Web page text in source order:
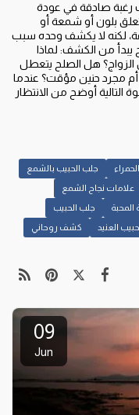
صادقة في عودة
تعلق بلون أو شمعة أو
لكنه لا يكشف وحده سبب
يبدأ من الكشف: لماذا
هل الصلح يتعطل
مجرد حنين مؤقت؟ عندما
أوضح من الانتظار
جلب الحبيب بالشمع
علامات نجاح الشمع
جلب الحبيب
العنيد كشف روحاني
09
Jun